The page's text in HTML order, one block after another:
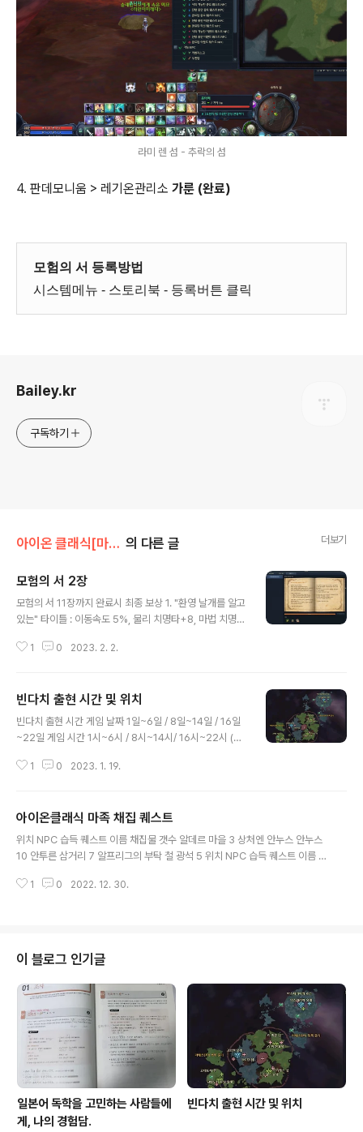
라미 렌 섬 - 추락의 섬
4. 판데모니움 > 레기온관리소 가룬 (완료)
모험의 서 등록방법
시스템메뉴 - 스토리북 - 등록버튼 클릭
Bailey.kr
구독하기
아이온 클래식[마족]/퀘스트 의 다른 글 더보기
모험의 서 2장
모험의 서 11장까지 완료시 최종 보상 1. "환영 날개를 알고
있는" 타이틀 : 이동속도 5%, 물리 치명타+8, 마법 치명타
(5) 1. 판데모니움 > 대신전 발데르 2. 판데모니움 > 레기
문서 1장 2. 키스크 2개 4. 벨루스란 > 알루키나의 궁전 로
너간 *주의 : 로너간은 게임시간으로 00:00~0:59에만
젠(현실시간 짝수시 0분정도) 5. 로너간의 첫번째 문서 >
간 - 출발하기 전에 로너간 앞 키스크 설치 6. 로너간의 두
1 0 2023. 2. 2.
빈다치 출현 시간 및 위치
빈다치 출현 시간 게임 날짜 1일~6일 / 8일~14일 / 16일
~22일 게임 시간 1시~6시 / 8시~14시/ 16시~22시 (이
시 사이, 14시~16시, 22시~24시 사이에는 젠x) > 게임
간, 외부 시간은 현실 시간이다. 빈다치 출현 위치
1 0 2023. 1. 19.
아이온클래식 마족 채집 퀘스트
위치 NPC 습득 퀘스트 이름 채집물 갯수 알데르 마을 3 상처엔 안누스 안누스
10 안투른 삼거리 7 알프리그의 부탁 철 광석 5 위치 NPC 습득 퀘스트 이름 채
인 17 새로운 음식 주키니 9 더욱 새로운 음식 호르토 9 임페투시움의 심장 루
메데아 24 몸이 아픈 메데아 테오니아 15 건달푼의 오두막 건달푼 20 건달푼
의 부탁 주트 솜 15 스뇌르 21 스뇌르의 피로 회복제 아펠..
1 0 2022. 12. 30.
이 블로그 인기글
일본어 독학을 고민하는 사람들에
게, 나의 경험담.
빈다치 출현 시간 및 위치